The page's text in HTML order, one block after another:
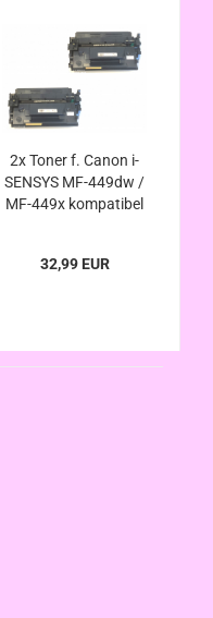
2x Toner f. Canon i-
SENSYS MF-449dw /
MF-449x kompatibel
32,99 EUR